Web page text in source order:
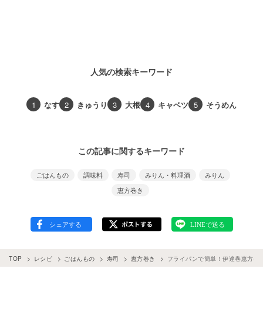
人気の検索キーワード
1 なす 2 きゅうり 3 大根 4 キャベツ 5 そうめん
この記事に関するキーワード
ごはんもの 調味料 寿司 みりん・料理酒
みりん
恵方巻き
TOP レシピ ごはんもの 寿司 恵方巻き フライパンで簡単！伊達巻恵方巻